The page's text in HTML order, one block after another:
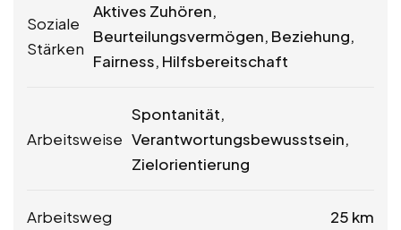
Soziale
Stärken
Aktives Zuhören,
Beurteilungsvermögen, Beziehung,
Fairness, Hilfsbereitschaft
Arbeitsweise
Spontanität,
Verantwortungsbewusstsein,
Zielorientierung
Arbeitsweg 25 km